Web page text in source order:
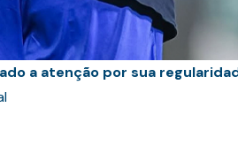
a atenção por sua